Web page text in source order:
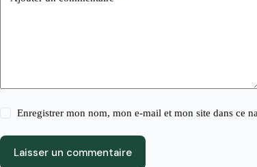
Enregistrer mon nom, mon e-mail et mon site dans ce
Laisser un commentaire